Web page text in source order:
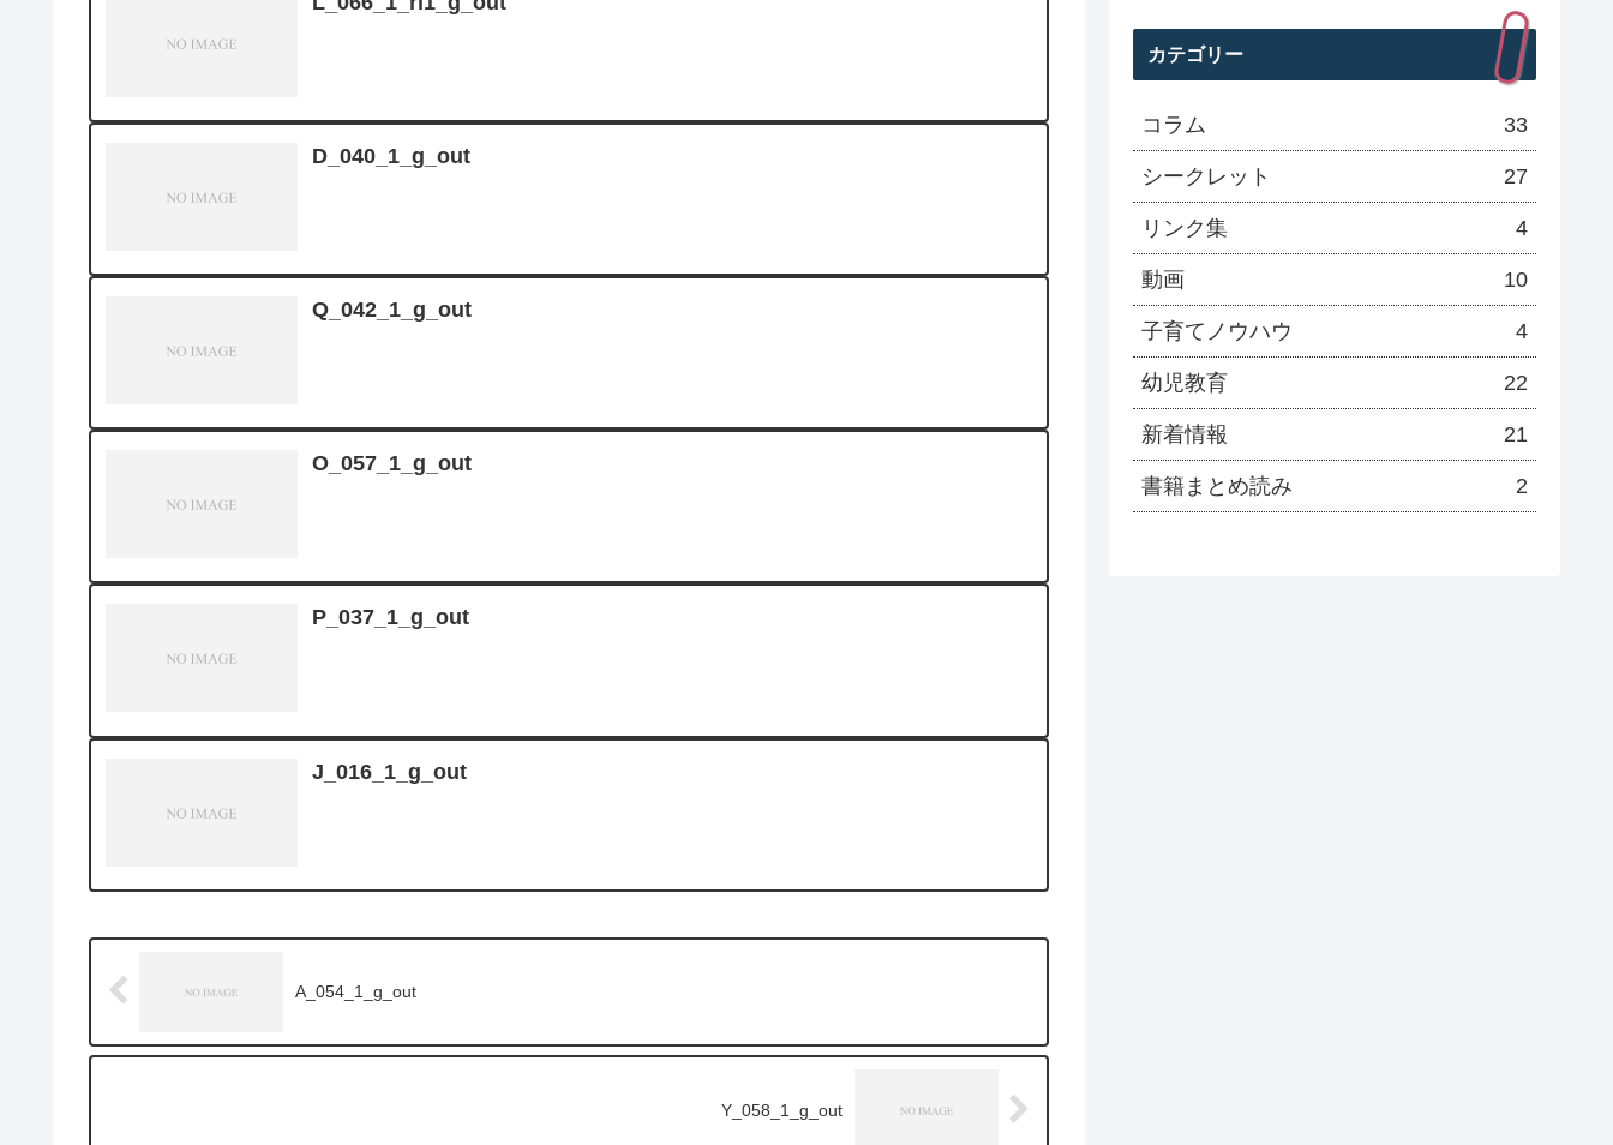
D_040_1_g_out
Q_042_1_g_out
O_057_1_g_out
P_037_1_g_out
J_016_1_g_out
A_054_1_g_out
Y_058_1_g_out
カテゴリー
コラム 33
シークレット 27
リンク集 4
動画 10
子育てノウハウ 4
幼児教育 22
新着情報 21
書籍まとめ読み 2